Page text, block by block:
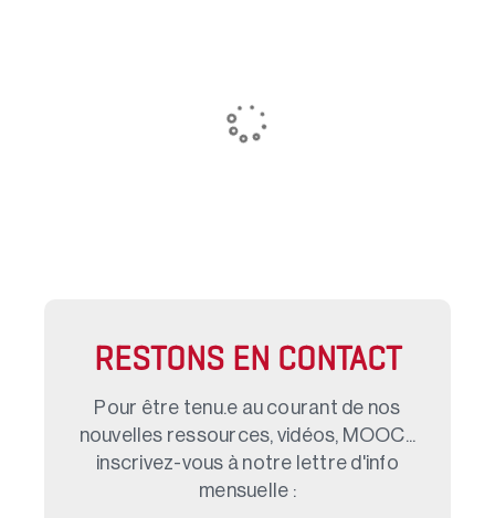
RESTONS EN CONTACT
Pour être tenu.e au courant de nos
nouvelles ressources, vidéos, MOOC...
inscrivez-vous à notre lettre d'info
mensuelle :